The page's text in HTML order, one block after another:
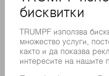
КОНТАКТИ
ФИЛИАЛИ
РЕГИСТРИРАНЕ ЗА
MYTRUMPF
ИНФОРМАЦИОННИ
ПРОДУКТИ